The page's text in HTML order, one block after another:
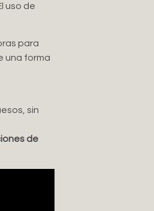
uso de
para
una forma
sin
de